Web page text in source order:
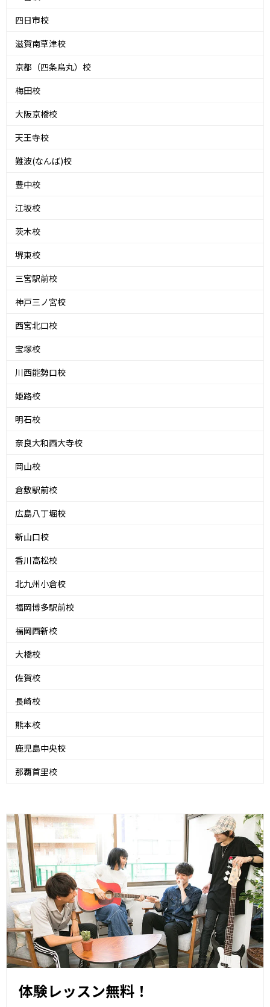
四日市校
滋賀南草津校
京都（四条烏丸）校
梅田校
大阪京橋校
天王寺校
難波(なんば)校
豊中校
江坂校
茨木校
堺東校
三宮駅前校
神戸三ノ宮校
西宮北口校
宝塚校
川西能勢口校
姫路校
明石校
奈良大和西大寺校
岡山校
倉敷駅前校
広島八丁堀校
新山口校
香川高松校
北九州小倉校
福岡博多駅前校
福岡西新校
大橋校
佐賀校
長崎校
熊本校
鹿児島中央校
那覇首里校
体験レッスン無料！